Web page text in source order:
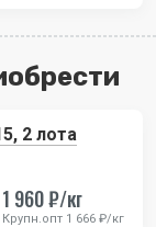
2 лота
1 960 ₽/кг
Крупн.опт 1 666 ₽/кг